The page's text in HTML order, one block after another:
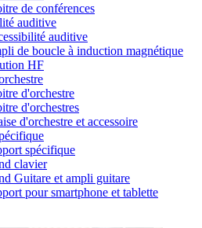
de conférences
auditive
auditive
de boucle à induction magnétique
HF
d'orchestre
d'orchestres
d'orchestre et accessoire
spécifique
clavier
Guitare et ampli guitare
pour smartphone et tablette